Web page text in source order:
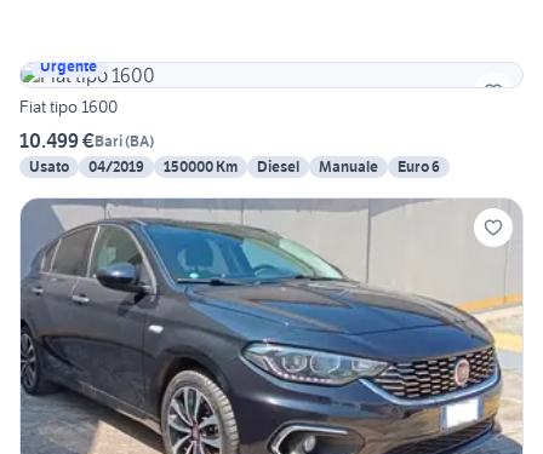
Urgente
Fiat tipo 1600
10.499 €Bari(BA)
Usato
04/2019 150000 Km Diesel Manuale Euro 6